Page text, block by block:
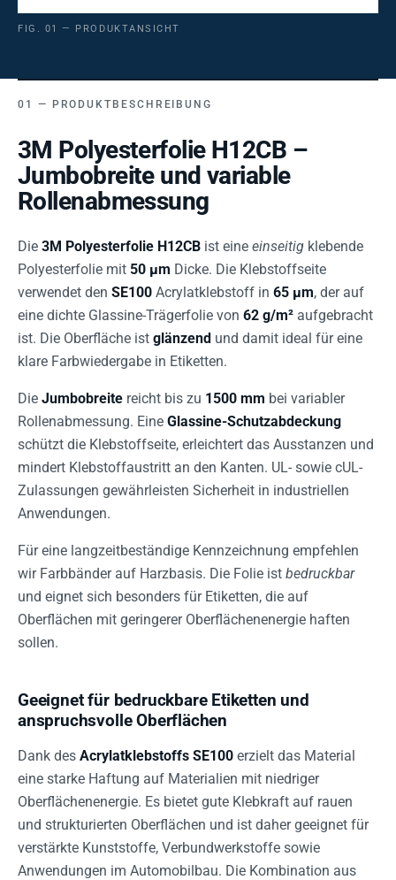
FIG. 01 — PRODUKTANSICHT
PRODUKTBESCHREIBUNG
3M Polyesterfolie H12CB –
Jumbobreite und variable
Rollenabmessung
Die 3M Polyesterfolie H12CB ist eine einseitig klebende
Polyesterfolie mit 50 µm Dicke. Die Klebstoffseite
verwendet den SE100 Acrylatklebstoff in 65 µm, der auf
eine dichte Glassine-Trägerfolie von 62 g/m² aufgebracht
ist. Die Oberfläche ist glänzend und damit ideal für eine
klare Farbwiedergabe in Etiketten.
Die Jumbobreite reicht bis zu 1500 mm bei variabler
Rollenabmessung. Eine Glassine-Schutzabdeckung
schützt die Klebstoffseite, erleichtert das Ausstanzen und
mindert Klebstoffaustritt an den Kanten. UL- sowie cUL-
Zulassungen gewährleisten Sicherheit in industriellen
Anwendungen.
Für eine langzeitbeständige Kennzeichnung empfehlen
wir Farbbänder auf Harzbasis. Die Folie ist bedruckbar
und eignet sich besonders für Etiketten, die auf
Oberflächen mit geringerer Oberflächenenergie haften
sollen.
Geeignet für bedruckbare Etiketten und
anspruchsvolle Oberflächen
Dank des Acrylatklebstoffs SE100 erzielt das Material
eine starke Haftung auf Materialien mit niedriger
Oberflächenenergie. Es bietet gute Klebkraft auf rauen
und strukturierten Oberflächen und ist daher geeignet für
verstärkte Kunststoffe, Verbundwerkstoffe sowie
Anwendungen im Automobilbau. Die Kombination aus